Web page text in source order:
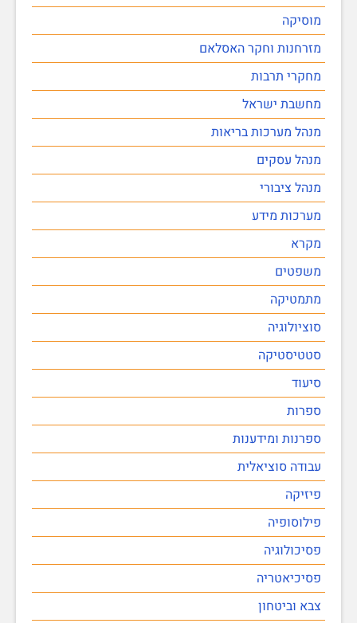
מוסיקה
מזרחנות וחקר האסלאם
מחקרי תרבות
מחשבת ישראל
מנהל מערכות בריאות
מנהל עסקים
מנהל ציבורי
מערכות מידע
מקרא
משפטים
מתמטיקה
סוציולוגיה
סטטיסטיקה
סיעוד
ספרות
ספרנות ומידענות
עבודה סוציאלית
פיזיקה
פילוסופיה
פסיכולוגיה
פסיכיאטריה
צבא וביטחון